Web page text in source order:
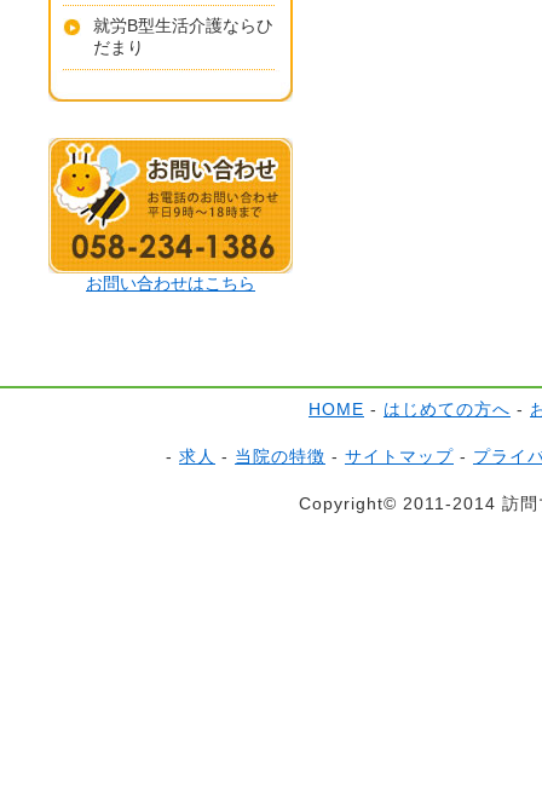
就労B型生活介護ならひ
だまり
お問い合わせはこちら
HOME - はじめての方へ -
- 求人 - 当院の特徴 - サイトマップ - プライ
Copyright© 2011-2014 訪問